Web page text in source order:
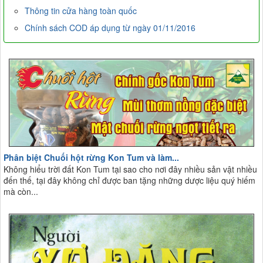
Thông tin cửa hàng toàn quốc
Chính sách COD áp dụng từ ngày 01/11/2016
Phân biệt Chuối hột rừng Kon Tum và làm...
Không hiểu trời đất Kon Tum tại sao cho nơi đây nhiều sản vật nhiều
đến thế, tại đây không chỉ được ban tặng những dược liệu quý hiếm
mà còn...